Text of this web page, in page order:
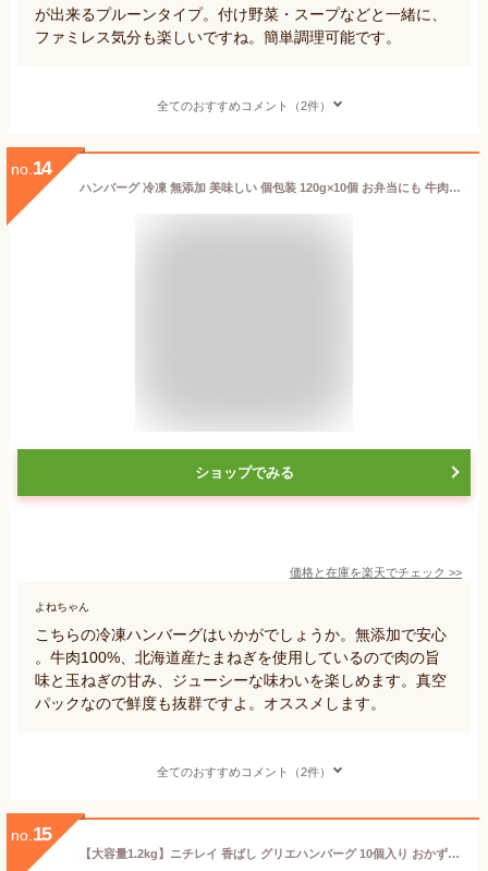
が出来るプルーンタイプ。付け野菜・スープなどと一緒に、
ファミレス気分も楽しいですね。簡単調理可能です。
全てのおすすめコメント（2件）
no. 14
ハンバーグ 冷凍 無添加 美味しい 個包装 120g×10個 お弁当にも 牛肉100％ 北海道産たまねぎ使用 簡単 便利 お中元 御中元 真空パック 牛肉100％ 冷凍 牛肉 味付き ハンバーグ まとめ買い 冷凍食品 お弁当 おかず 明和食品 送料無料 ※北海道・沖縄・離島を除く
ショップでみる
価格と在庫を楽天でチェック >>
よねちゃん
こちらの冷凍ハンバーグはいかがでしょうか。無添加で安心
。牛肉100%、北海道産たまねぎを使用しているので肉の旨
味と玉ねぎの甘み、ジューシーな味わいを楽しめます。真空
パックなので鮮度も抜群ですよ。オススメします。
全てのおすすめコメント（2件）
no. 15
【大容量1.2kg】ニチレイ 香ばし グリエハンバーグ 10個入り おかず 弁当 惣菜 食品 冷凍 コストコ 大容量 お得 便利 賞味期限 時短 お弁当 120 口コミ 業務用 レンジ 香ばしグリエハンバーグ レンジ 冷凍ハンバーグ 煮込み 電子レンジ 人気 ハンバーグ【Costco コストコ】